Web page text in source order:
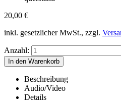
20,00 €
inkl. gesetzlicher MwSt., zzgl.
Anzahl:
Beschreibung
Audio/Video
Details